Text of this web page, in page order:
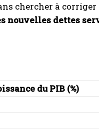
chercher à corriger
nouvelles dettes
du PIB (%)